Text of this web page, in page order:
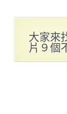
大家來
片９個